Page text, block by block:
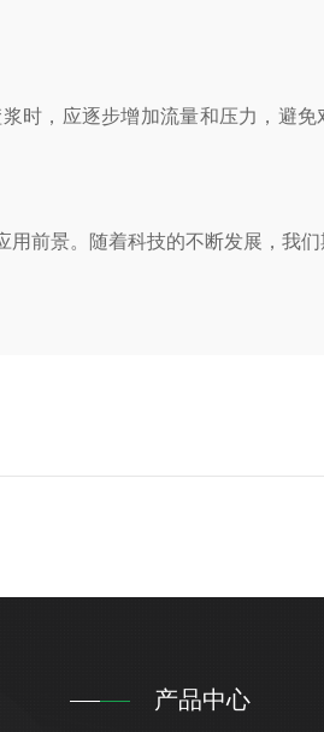
，应逐步增加流量和压力，避
景。随着科技的不断发展，我
产品中心